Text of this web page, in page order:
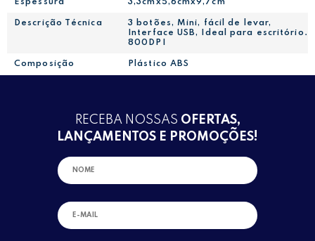
Espessura 3,3cmx5,6cmx9,7cm
Descrição Técnica
3 botões, Mini, fácil de levar,
Interface USB, Ideal para escritório.
800DPI
Composição Plástico ABS
RECEBA NOSSAS OFERTAS,
LANÇAMENTOS E PROMOÇÕES!